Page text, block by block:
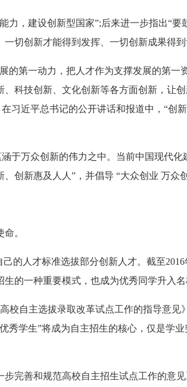
，建设创新型国家”;后来进一步指出“要
切创新才能得到发挥、一切创新成果得
的第一动力，把人才作为支撑发展的第一
科技创新、文化创新等各方面创新，让
习近平总书记的公开讲话和报道中，“创新
于万众创新的伟力之中。当前中国现代化
创新惠及人人”，并倡导 “大众创业 万众创
。
的人才标准选拔部分创新人才。截至
的一种重要模式，也成为优秀同学升入名
校自主选拔录取改革试点工作的指导意见
秀学生”将成为自主招生的核心，仅是学
完善和规范高校自主招生试点工作的意